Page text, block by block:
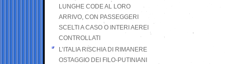
LUNGHE CODE AL LORO
ARRIVO, CON PASSEGGERI
SCELTI A CASO O INTERI AEREI
CONTROLLATI
L’ITALIA RISCHIA DI RIMANERE
OSTAGGIO DEI FILO-PUTINIANI